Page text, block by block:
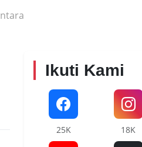
Ikuti Kami
25K 18K